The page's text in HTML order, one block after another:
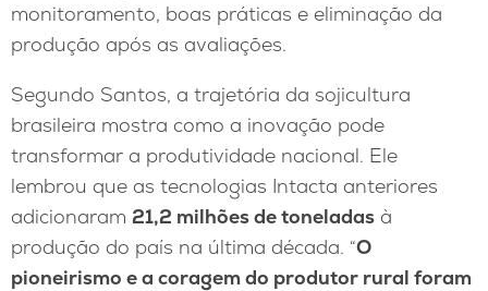
monitoramento, boas práticas e eliminação da
produção após as avaliações.
Segundo Santos, a trajetória da sojicultura
brasileira mostra como a inovação pode
transformar a produtividade nacional. Ele
lembrou que as tecnologias Intacta anteriores
adicionaram 21,2 milhões de toneladas à
produção do país na última década. “O
pioneirismo e a coragem do produtor rural foram